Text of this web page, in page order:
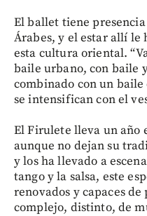
El ballet tiene
Árabes, y el estar allí le
esta cultura oriental.
baile urbano, con baile
combinado con un
se intensifican con el
El Firulete lleva un año
aunque no dejan su
y los ha llevado a
tango y la salsa, este
renovados y capaces
complejo, distinto, de